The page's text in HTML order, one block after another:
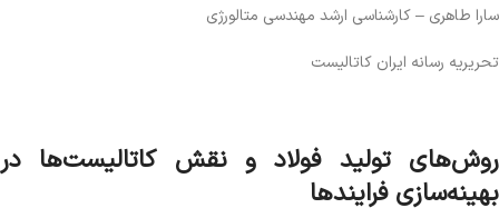
سارا طاهری – کارشناسی ارشد مهندسی متالورژی
تحریریه رسانه ایران کاتالیست
روش‌های تولید فولاد و نقش کاتالیست‌ها در
بهینه‌سازی فرایندها